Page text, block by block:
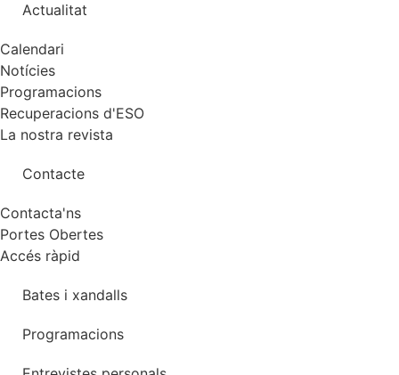
Actualitat
Calendari
Notícies
Programacions
Recuperacions d'ESO
La nostra revista
Contacte
Contacta'ns
Portes Obertes
Accés ràpid
Bates i xandalls
Programacions